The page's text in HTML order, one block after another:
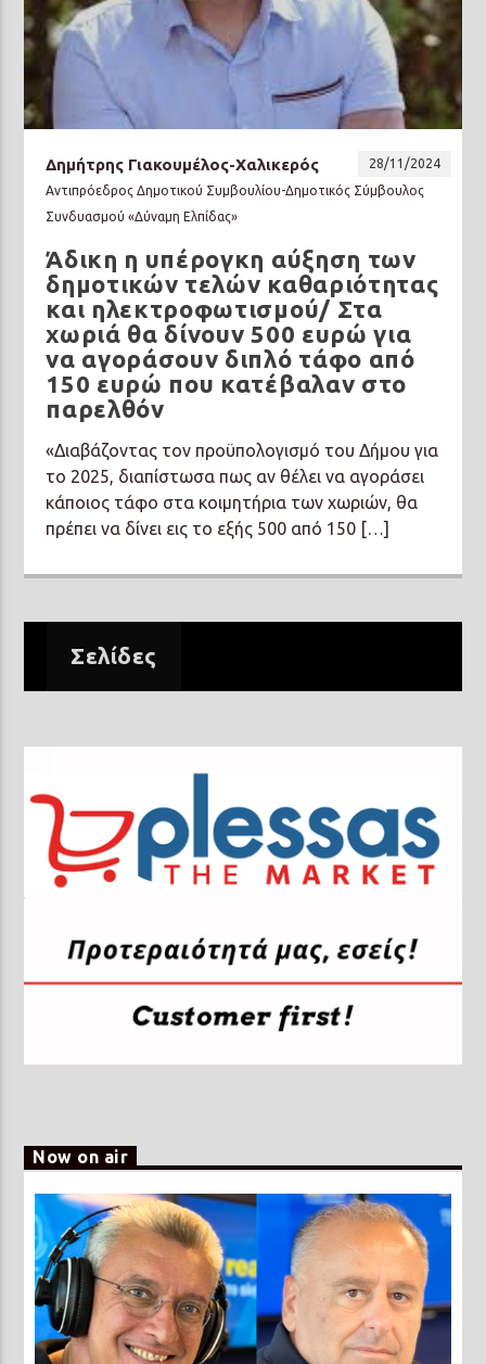
Δημήτρης Γιακουμέλος-Χαλικερός
28/11/2024
Αντιπρόεδρος Δημοτικού Συμβουλίου-Δημοτικός Σύμβουλος
Συνδυασμού «Δύναμη Ελπίδας»
Άδικη η υπέρογκη αύξηση των
δημοτικών τελών καθαριότητας
και ηλεκτροφωτισμού/ Στα
χωριά θα δίνουν 500 ευρώ για
να αγοράσουν διπλό τάφο από
150 ευρώ που κατέβαλαν στο
παρελθόν
«Διαβάζοντας τον προϋπολογισμό του Δήμου για
το 2025, διαπίστωσα πως αν θέλει να αγοράσει
κάποιος τάφο στα κοιμητήρια των χωριών, θα
πρέπει να δίνει εις το εξής 500 από 150 […]
Σελίδες
Now on air